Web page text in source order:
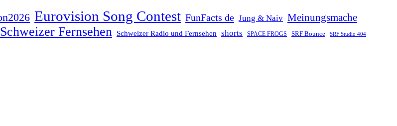
Eurovision Song Contest FunFacts de Jung & Naiv Meinungsmache
Schweizer Fernsehen Schweizer Radio und Fernsehen shorts SPACE FROGS SRF Bounce SRF Studio 404